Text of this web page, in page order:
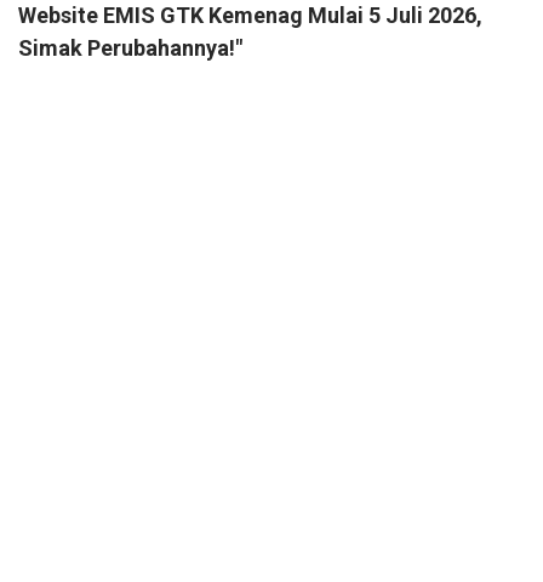
Website EMIS GTK Kemenag Mulai 5 Juli 2026,
Simak Perubahannya!"